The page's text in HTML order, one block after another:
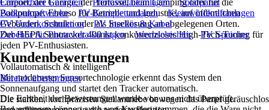
Poolpumpe. Ebenso für Betriebe und Industrie, auf öffentlichen
Gebäuden, Schulen oder als Insellösung an abgelegenen Orten.
Der HEPA Suntracker 400 ist konkurrenzloses High-Tech-Tuning für
jeden PV-Enthusiasten.
Vollautomatisch & intelligent
Mit modernster Sensortechnologie erkennt das System den
Sonnenaufgang und startet den Tracker automatisch.
Die starken, hochpräzisen Stellantriebe bewegen das Panel geräuschlos
Balkonkraftwerke
PV-Komplettanlagen
Kleinwindkraftanlagen
PV Unterkonstruktion
PV Stecker & Kabel
Zubehör für Photovoltaikanlagen
Wechselrichter PV Speicher
Kundenbewertungen
Bereich überspringen
Die Echtheit der Bewertungen wurde von uns nicht überprüft.